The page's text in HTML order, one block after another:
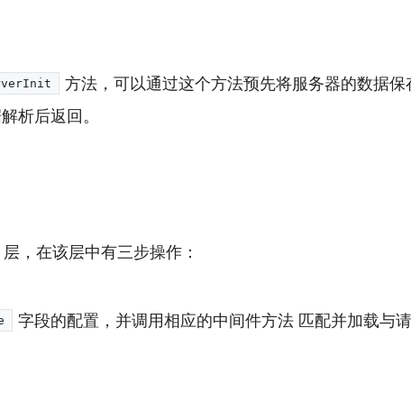
方法，可以通过这个方法预先将服务器的数据
析后返回。
层，在该层中有三步操作：
字段的配置，并调用相应的中间件方法 匹配并加载与